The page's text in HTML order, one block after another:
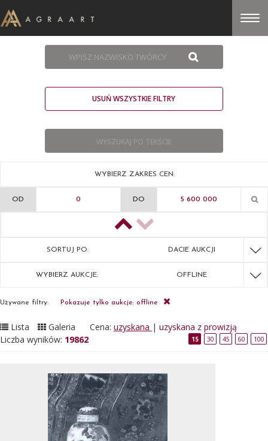
USUŃ WSZYSTKIE FILTRY
WYBIERZ ZAKRES CEN:
OD DO
SORTUJ PO: DACIE AUKCJI
WYBIERZ AUKCJE: OFFLINE
Używane filtry: Pokazuje tylko aukcje: offline
Lista Galeria Cena: uzyskana | uzyskana z prowizją
Liczba wyników: 19862 15 30 45 60 100